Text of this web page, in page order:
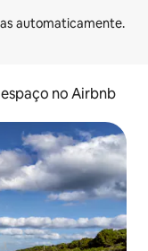
no Airbnb